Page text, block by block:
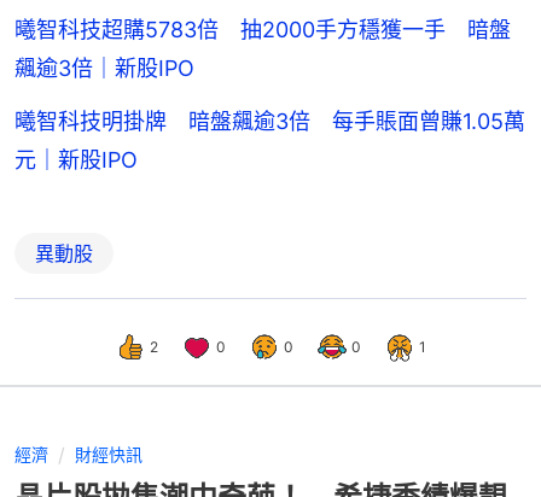
曦智科技超購5783倍 抽2000手方穩獲一手 暗盤
飆逾3倍｜新股IPO
曦智科技明掛牌 暗盤飆逾3倍 每手賬面曾賺1.05萬
元｜新股IPO
異動股
2 0 0 0 1
經濟 財經快訊